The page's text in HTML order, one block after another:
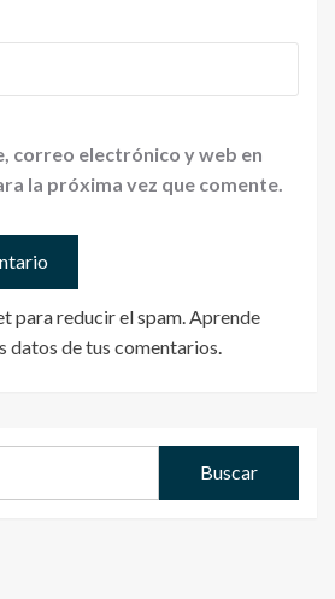
correo electrónico y web en
la próxima vez que comente.
para reducir el spam. Aprende
datos de tus comentarios